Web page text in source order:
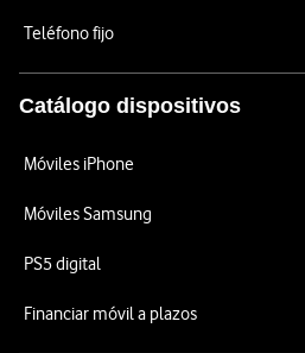
Teléfono fijo
Catálogo dispositivos
Móviles iPhone
Móviles Samsung
PS5 digital
Financiar móvil a plazos